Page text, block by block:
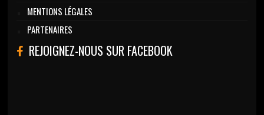
MENTIONS LÉGALES
PARTENAIRES
REJOIGNEZ-NOUS SUR FACEBOOK